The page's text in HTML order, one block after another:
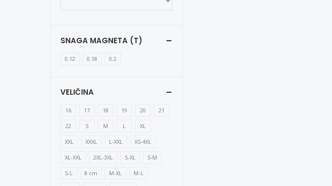
SNAGA MAGNETA (T)
0.12 0.18 0.2
VELIČINA
16 17 18 19 20 21
22 S M L XL
XXL XXXL L-XXL XS-4XL
XL-XXL 2XL-3XL S-XL S-M
S-L 8 cm M-XL M-L